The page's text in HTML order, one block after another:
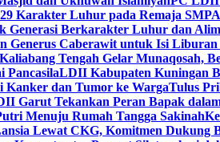
Karakter Luhur pada Remaja SMP
Generasi Berkarakter Luhur dan
Generus Caberawit untuk Isi Liburan
Tengah Gelar Munaqosah,
PancasilaLDII Kabupaten Kuningan
Kanker dan Tumor ke WargaTulus
Garut Tekankan Peran Bapak
Menuju Rumah Tangga Sakinah
Lewat CKG, Komitmen Dukung